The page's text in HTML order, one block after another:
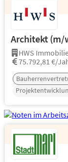
Architekt (m/
HWS
75.792,81 €/